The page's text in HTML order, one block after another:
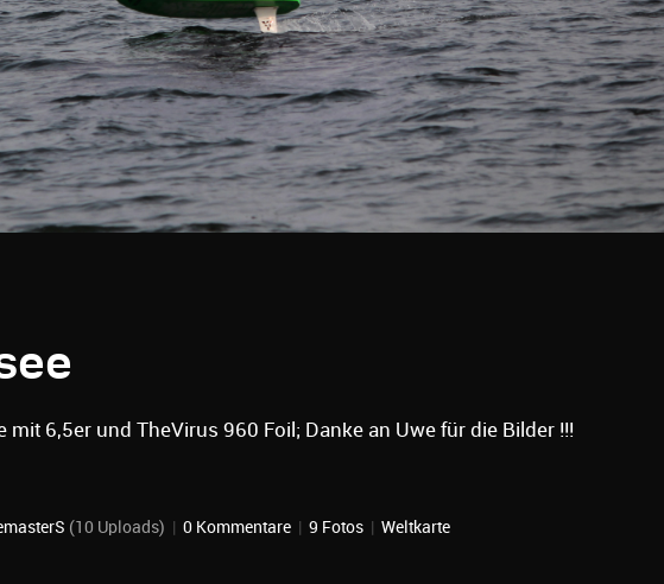
6,5er und TheVirus 960 Foil; Danke an Uwe für die Bilder !!!
(10 Uploads) | 0 Kommentare | 9 Fotos | Weltkarte